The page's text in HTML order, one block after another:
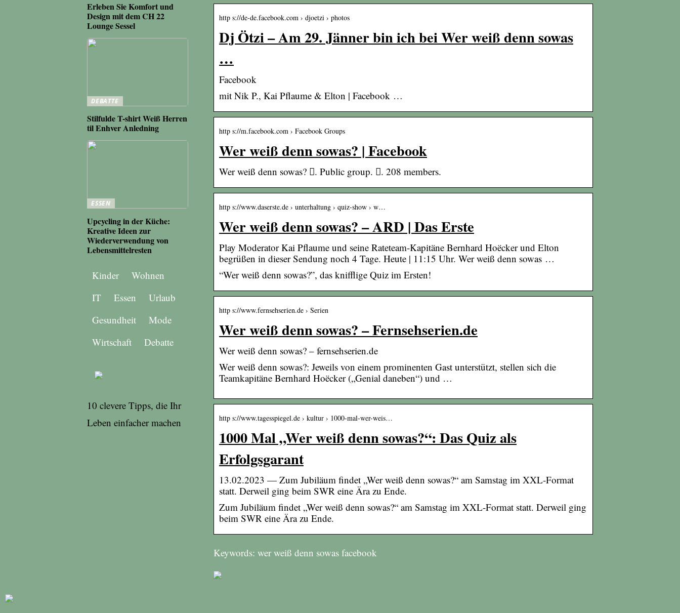
http s://de-de.facebook.com › djoetzi › photos
Dj Ötzi – Am 29. Jänner bin ich bei Wer weiß denn sowas
…
Facebook
mit Nik P., Kai Pflaume & Elton | Facebook …
http s://m.facebook.com › Facebook Groups
Wer weiß denn sowas? | Facebook
Wer weiß denn sowas? 󱙺. Public group. 󰞋. 208 members.
http s://www.daserste.de › unterhaltung › quiz-show › w…
Wer weiß denn sowas? – ARD | Das Erste
Play Moderator Kai Pflaume und seine Rateteam-Kapitäne Bernhard Hoëcker und Elton
begrüßen in dieser Sendung noch 4 Tage. Heute | 11:15 Uhr. Wer weiß denn sowas …
“Wer weiß denn sowas?”, das knifflige Quiz im Ersten!
http s://www.fernsehserien.de › Serien
Wer weiß denn sowas? – Fernsehserien.de
Wer weiß denn sowas? – fernsehserien.de
Wer weiß denn sowas?: Jeweils von einem prominenten Gast unterstützt, stellen sich die
Teamkapitäne Bernhard Hoëcker („Genial daneben“) und …
http s://www.tagesspiegel.de › kultur › 1000-mal-wer-weis…
1000 Mal „Wer weiß denn sowas?“: Das Quiz als
Erfolgsgarant
13.02.2023 — Zum Jubiläum findet „Wer weiß denn sowas?“ am Samstag im XXL-Format
statt. Derweil ging beim SWR eine Ära zu Ende.
Zum Jubiläum findet „Wer weiß denn sowas?“ am Samstag im XXL-Format statt. Derweil ging
beim SWR eine Ära zu Ende.
Keywords: wer weiß denn sowas facebook
Erleben Sie Komfort und
Design mit dem CH 22
Lounge Sessel
DEBATTE
Stilfulde T-shirt Weiß Herren
til Enhver Anledning
ESSEN
Upcycling in der Küche:
Kreative Ideen zur
Wiederverwendung von
Lebensmittelresten
Kinder
Wohnen
IT
Essen
Urlaub
Gesundheit
Mode
Wirtschaft
Debatte
10 clevere Tipps, die Ihr
Leben einfacher machen